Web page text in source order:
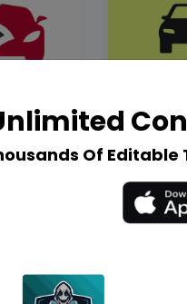
Of Editable